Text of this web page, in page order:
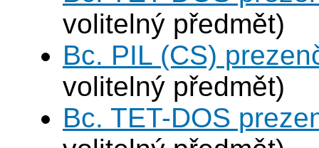
volitelný předmět)
Bc. PIL (CS)
volitelný předmět)
Bc. TET-DOS